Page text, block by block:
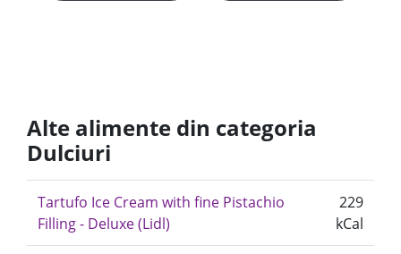
Alte alimente din categoria
Dulciuri
Tartufo Ice Cream with fine Pistachio
Filling - Deluxe (Lidl)
229
kCal